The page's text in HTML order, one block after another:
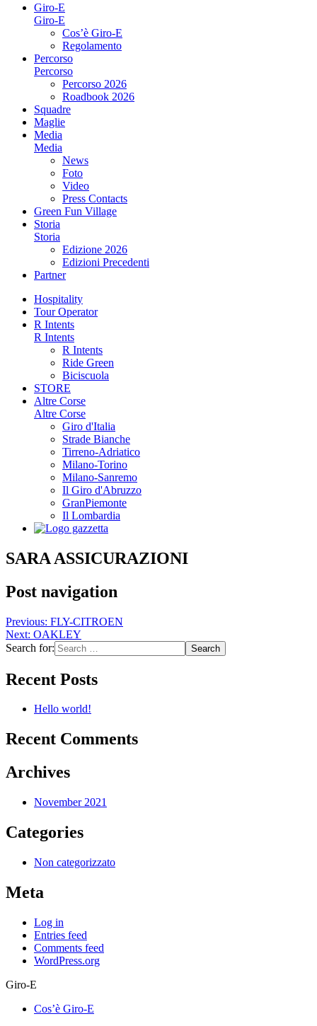
Giro-E
Giro-E
Cos’è Giro-E
Regolamento
Percorso
Percorso
Percorso 2026
Roadbook 2026
Squadre
Maglie
Media
Media
News
Foto
Video
Press Contacts
Green Fun Village
Storia
Storia
Edizione 2026
Edizioni Precedenti
Partner
Hospitality
Tour Operator
R Intents
R Intents
R Intents
Ride Green
Biciscuola
STORE
Altre Corse
Altre Corse
Giro d'Italia
Strade Bianche
Tirreno-Adriatico
Milano-Torino
Milano-Sanremo
Il Giro d'Abruzzo
GranPiemonte
Il Lombardia
SARA ASSICURAZIONI
Post navigation
Previous: FLY-CITROEN
Next: OAKLEY
Search for:
Recent Posts
Hello world!
Recent Comments
Archives
November 2021
Categories
Non categorizzato
Meta
Log in
Entries feed
Comments feed
WordPress.org
Giro-E
Cos’è Giro-E